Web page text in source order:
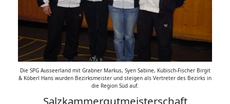
Die SPG Ausseerland mit Grabner Markus, Syen Sabine, Kubisch-Fischer Birgit
& Köberl Hans wurden Bezirksmeister und steigen als Vertreter des Bezirks in
die Region Süd auf.
Salzkammergutmeisterschaft